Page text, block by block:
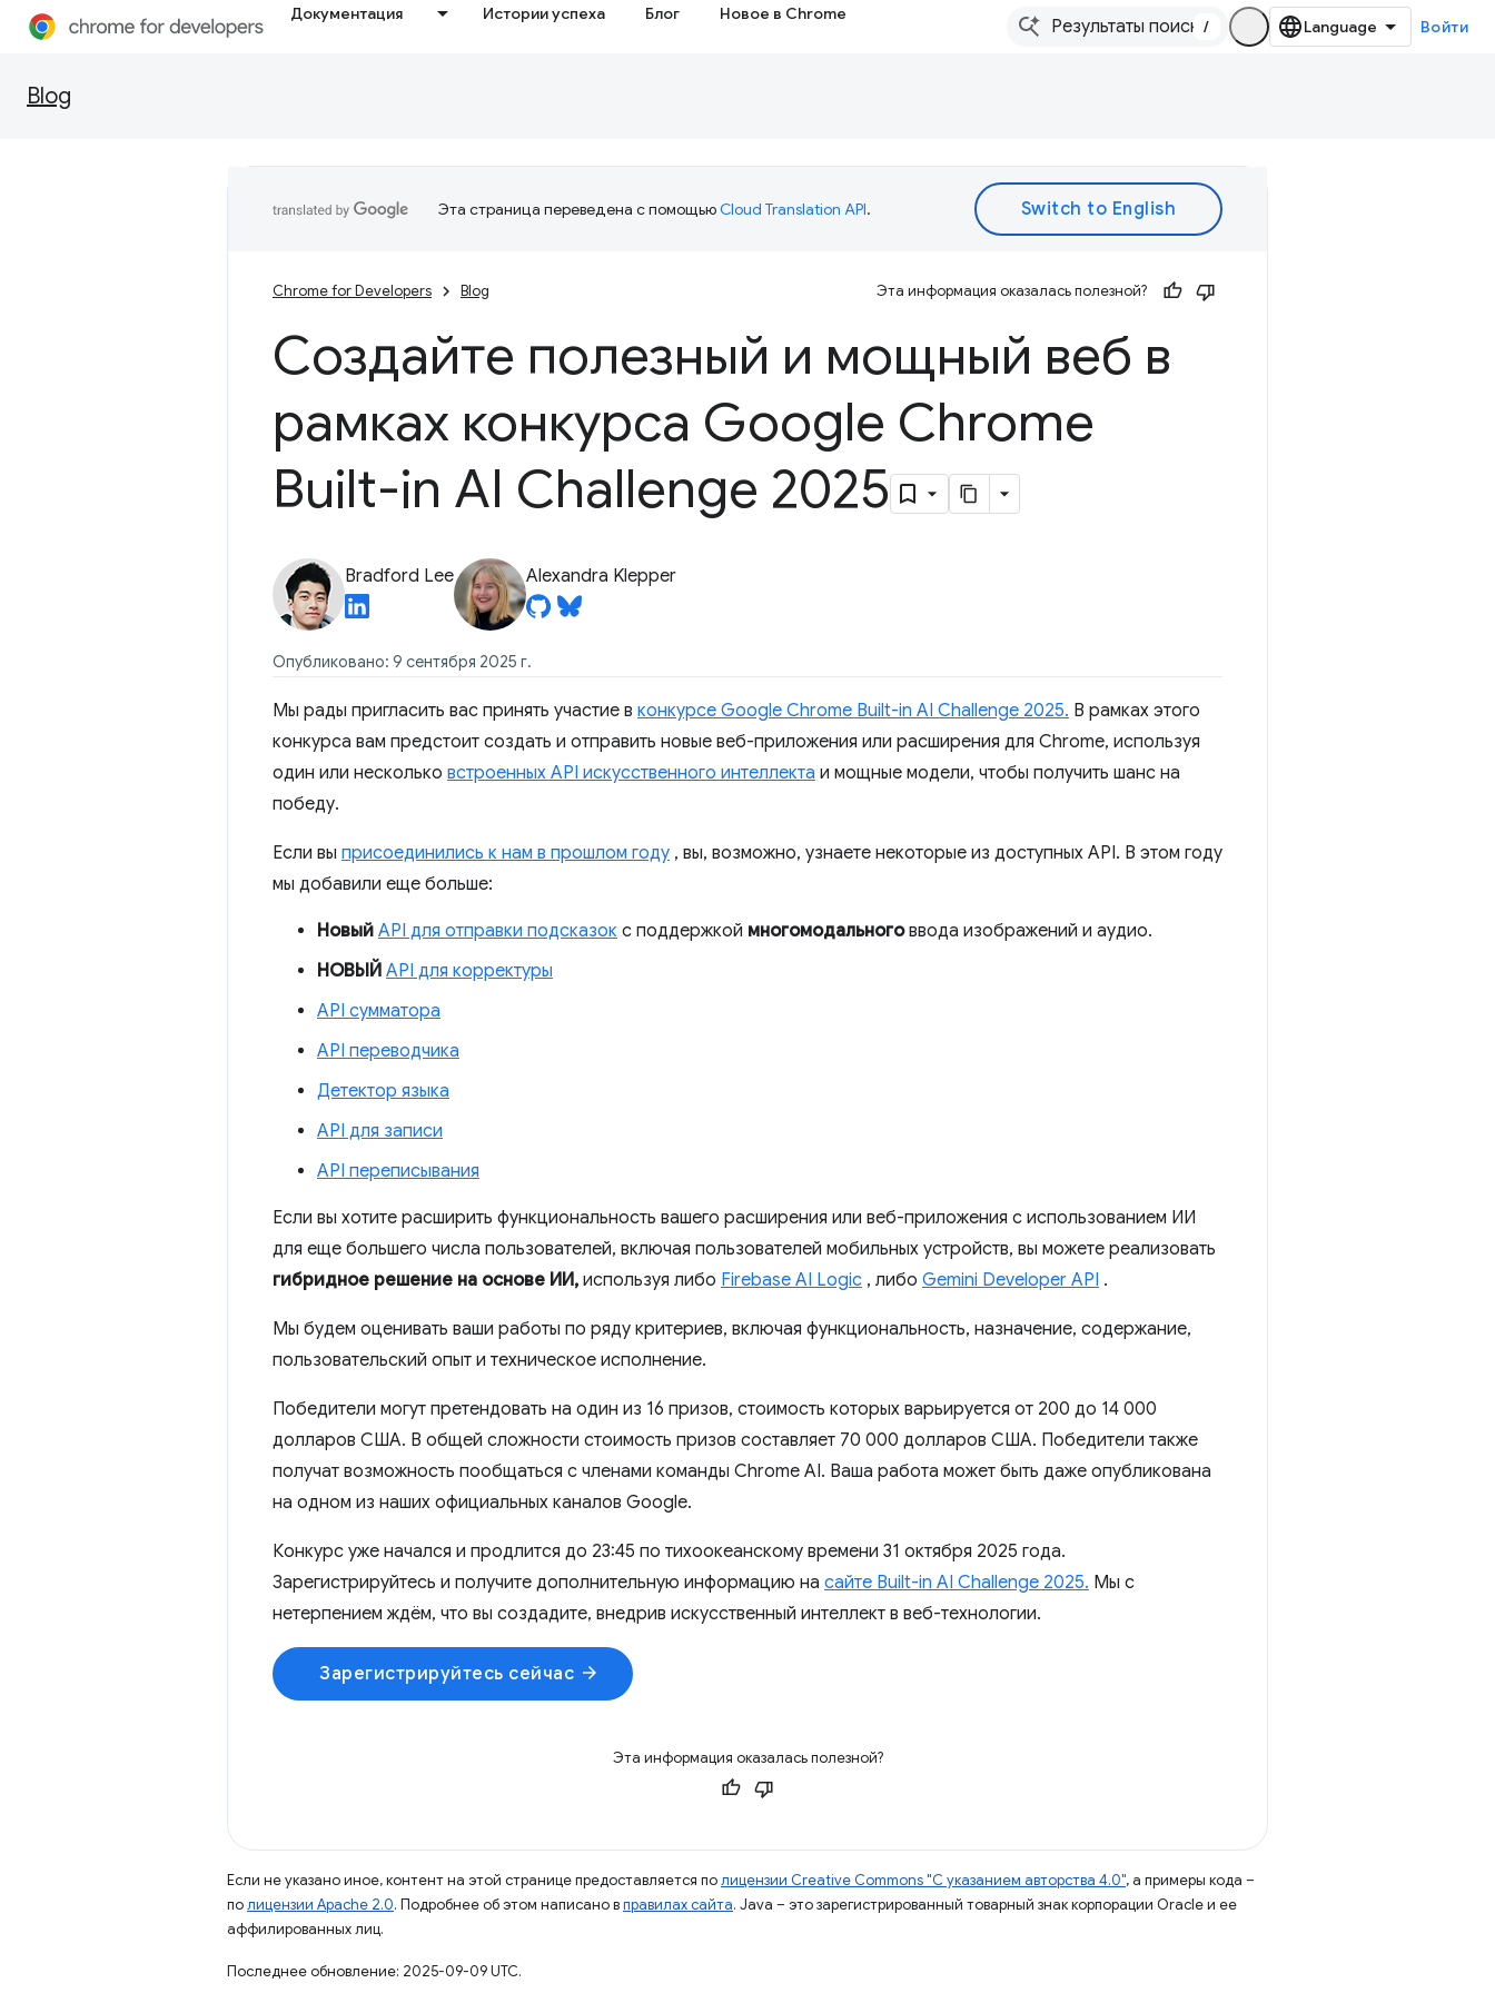
Документация Истории успеха Блог Новое в Chrome
/ Войти
Blog
Эта страница переведена с помощьюCloud Translation API.
Chrome for Developers Blog Эта информация оказалась полезной?
Создайте полезный и мощный веб в
рамках конкурса Google Chrome
Built-in AI Challenge 2025
Bradford Lee Alexandra Klepper
Опубликовано: 9 сентября 2025 г.
Мы рады пригласить вас принять участие в конкурсе Google Chrome Built-in AI Challenge 2025. В рамках этого
конкурса вам предстоит создать и отправить новые веб-приложения или расширения для Chrome, используя
один или несколько встроенных API искусственного интеллекта и мощные модели, чтобы получить шанс на
победу.
Если вы присоединились к нам в прошлом году , вы, возможно, узнаете некоторые из доступных API. В этом году
мы добавили еще больше:
Новый API для отправки подсказок с поддержкой многомодальноговвода изображений и аудио.
НОВЫЙ API для корректуры
API сумматора
API переводчика
Детектор языка
API для записи
API переписывания
Если вы хотите расширить функциональность вашего расширения или веб-приложения с использованием ИИ
для еще большего числа пользователей, включая пользователей мобильных устройств, вы можете реализовать
гибридное решение на основе ИИ, используя либо Firebase AI Logic , либо Gemini Developer API .
Мы будем оценивать ваши работы по ряду критериев, включая функциональность, назначение, содержание,
пользовательский опыт и техническое исполнение.
Победители могут претендовать на один из 16 призов, стоимость которых варьируется от 200 до 14 000
долларов США. В общей сложности стоимость призов составляет 70 000 долларов США. Победители также
получат возможность пообщаться с членами команды Chrome AI. Ваша работа может быть даже опубликована
на одном из наших официальных каналов Google.
Конкурс уже начался и продлится до 23:45 по тихоокеанскому времени 31 октября 2025 года.
Зарегистрируйтесь и получите дополнительную информацию на сайте Built-in AI Challenge 2025. Мы с
нетерпением ждём, что вы создадите, внедрив искусственный интеллект в веб-технологии.
Зарегистрируйтесь сейчас arrow_forward
Эта информация оказалась полезной?
Если не указано иное, контент на этой странице предоставляется полицензии Creative Commons "С указанием авторства 4.0", а примеры кода –
полицензии Apache 2.0. Подробнее об этом написано вправилах сайта. Java – это зарегистрированный товарный знак корпорации Oracle и ее
аффилированных лиц.
Последнее обновление: 2025-09-09 UTC.